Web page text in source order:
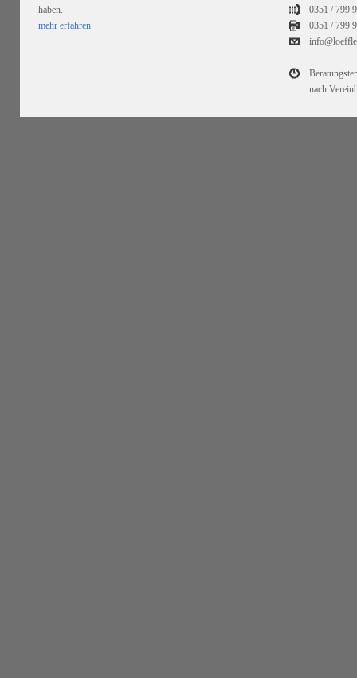
haben.
mehr erfahren
0351 / 799
0351 /799
nach